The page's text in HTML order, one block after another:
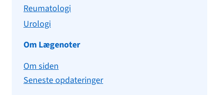
Reumatologi
Urologi
Om Lægenoter
Om siden
Seneste opdateringer